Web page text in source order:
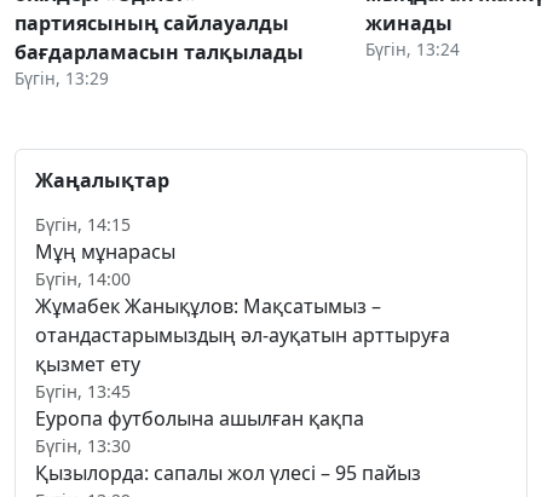
партиясының сайлауалды
бағдарламасын талқылады
Бүгін, 13:29
жинады
Бүгін, 13:24
Жаңалықтар
Бүгін, 14:15
Мұң мұнарасы
Бүгін, 14:00
Жұмабек Жанықұлов: Мақсатымыз –
отандастарымыздың әл-ауқатын арттыруға
қызмет ету
Бүгін, 13:45
Еуропа футболына ашылған қақпа
Бүгін, 13:30
Қызылорда: сапалы жол үлесі – 95 пайыз